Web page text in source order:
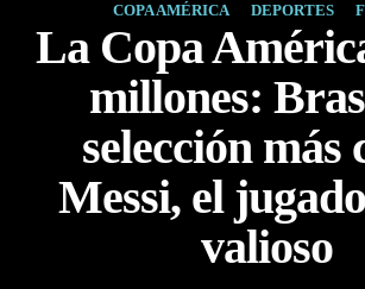
COPA AMÉRICA DEPORTES
La Copa
millones:
selección más
Messi, el
valioso